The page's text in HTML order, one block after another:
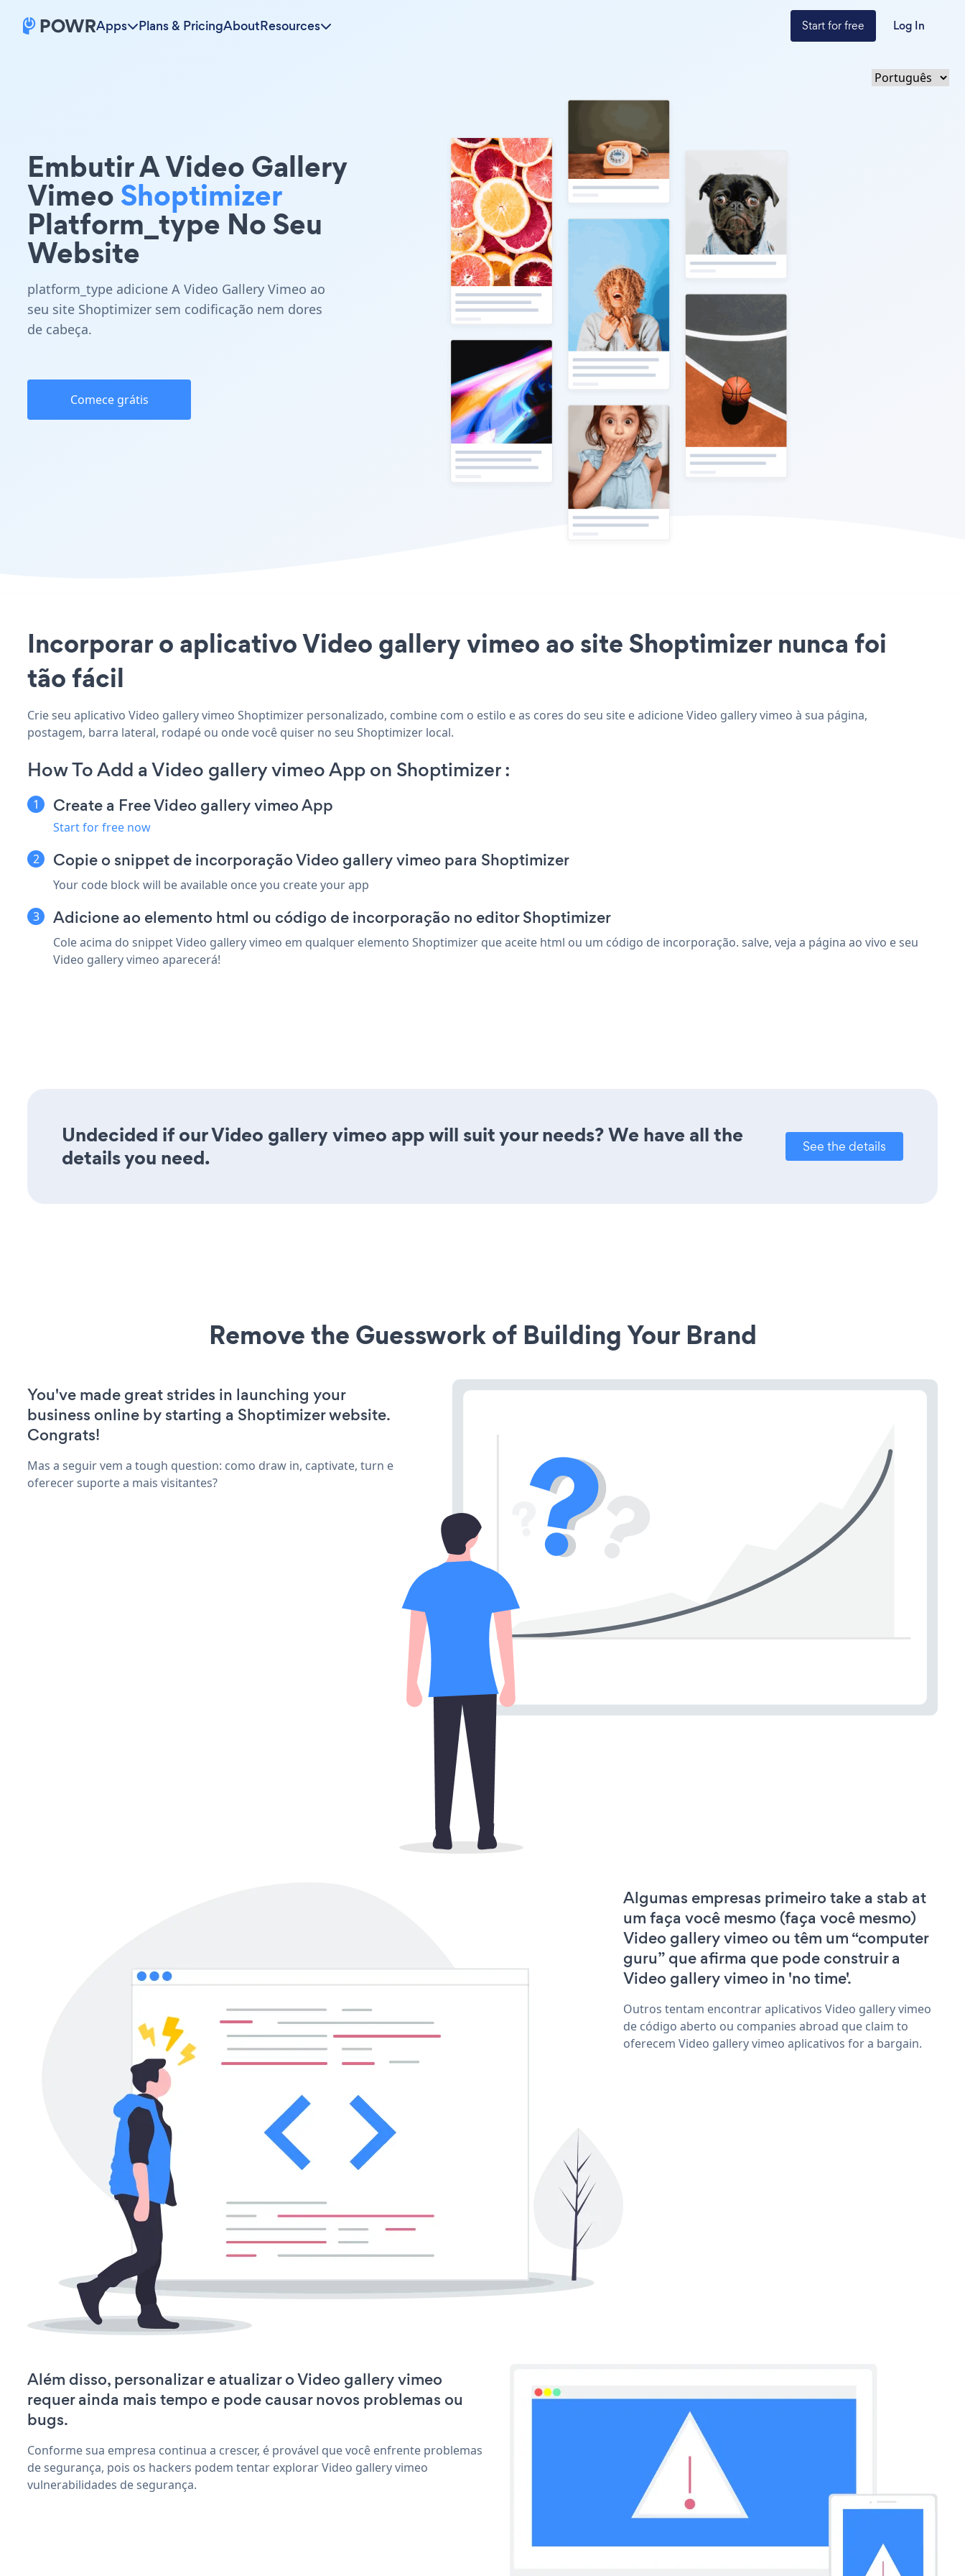
Apps Plans & PricingAboutResources Start for free Log In
Embutir A Video Gallery
VimeoShoptimizer
Platform_type No Seu
Website
platform_type adicione A Video Gallery Vimeo ao
seu site Shoptimizer sem codificação nem dores
de cabeça.
Comece grátis
Incorporar o aplicativo Video gallery vimeo ao site Shoptimizer nunca foi
tão fácil
Crie seu aplicativo Video gallery vimeo Shoptimizer personalizado, combine com o estilo e as cores do seu site e adicione Video gallery vimeo à sua página,
postagem, barra lateral, rodapé ou onde você quiser no seu Shoptimizer local.
How To Add a Video gallery vimeo App on Shoptimizer :
Create a Free Video gallery vimeo App
Start for free now
Copie o snippet de incorporação Video gallery vimeo para Shoptimizer
Your code block will be available once you create your app
Adicione ao elemento html ou código de incorporação no editor Shoptimizer
Cole acima do snippet Video gallery vimeo em qualquer elemento Shoptimizer que aceite html ou um código de incorporação. salve, veja a página ao vivo e seu
Video gallery vimeo aparecerá!
Undecided if our Video gallery vimeo app will suit your needs? We have all the
details you need.
See the details
Remove the Guesswork of Building Your Brand
You've made great strides in launching your
business online by starting a Shoptimizer website.
Congrats!
Mas a seguir vem a tough question: como draw in, captivate, turn e
oferecer suporte a mais visitantes?
Algumas empresas primeiro take a stab at
um faça você mesmo (faça você mesmo)
Video gallery vimeo ou têm um “computer
guru” que afirma que pode construir a
Video gallery vimeo in 'no time'.
Outros tentam encontrar aplicativos Video gallery vimeo
de código aberto ou companies abroad que claim to
oferecem Video gallery vimeo aplicativos for a bargain.
Além disso, personalizar e atualizar o Video gallery vimeo
requer ainda mais tempo e pode causar novos problemas ou
bugs.
Conforme sua empresa continua a crescer, é provável que você enfrente problemas
de segurança, pois os hackers podem tentar explorar Video gallery vimeo
vulnerabilidades de segurança.